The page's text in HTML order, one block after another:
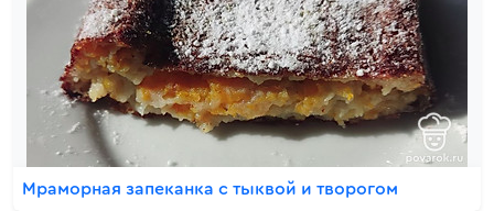
Мраморная запеканка с тыквой и творогом